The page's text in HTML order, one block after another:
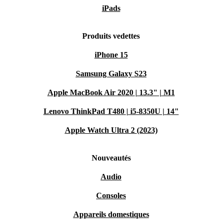
iPads
Produits vedettes
iPhone 15
Samsung Galaxy S23
Apple MacBook Air 2020 | 13.3" | M1
Lenovo ThinkPad T480 | i5-8350U | 14"
Apple Watch Ultra 2 (2023)
Nouveautés
Audio
Consoles
Appareils domestiques